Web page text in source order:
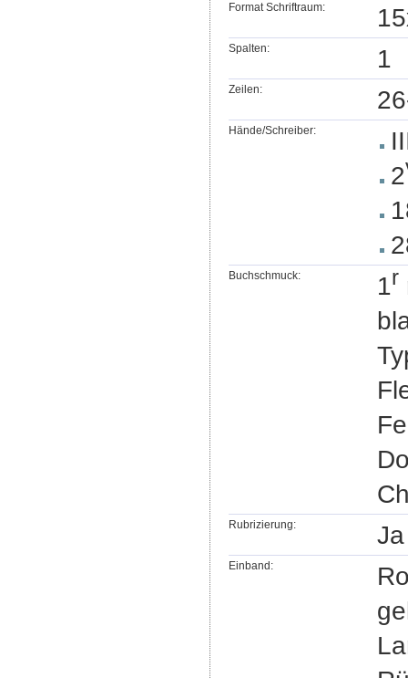
Format Schriftraum:
Spalten: 1
Zeilen:
Hände/Schreiber:
2
Buchschmuck: 1r
Rubrizierung: Ja
Einband: